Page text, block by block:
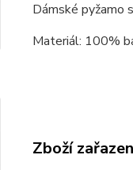
Dámské pyžamo
Materiál: 100%
Zboží